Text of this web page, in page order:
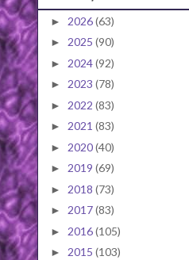
► 2026(63)
► 2025 (90)
► 2024(92)
► 2023 (78)
► 2022 (83)
► 2021 (83)
► 2020(40)
► 2019 (69)
► 2018 (73)
► 2017(83)
► 2016(105)
► 2015 (103)